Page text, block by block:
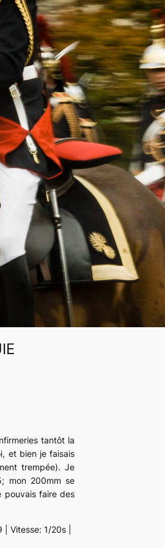
tantôt la
et bien je faisais
trempée). Je
mon 200mm se
pouvais faire des
Vitesse: 1/20s |